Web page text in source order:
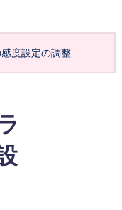
度設定の調整